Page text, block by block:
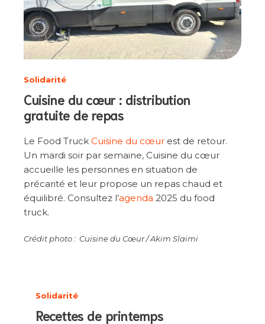
Solidarité
Cuisine du cœur : distribution
gratuite de repas
Le Food Truck Cuisine du cœur est de retour.
Un mardi soir par semaine, Cuisine du cœur
accueille les personnes en situation de
précarité et leur propose un repas chaud et
équilibré. Consultez l’agenda 2025 du food
truck.
Crédit photo : Cuisine du Cœur / Akim Slaimi
Solidarité
Recettes de printemps